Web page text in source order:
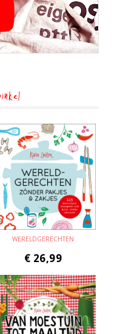
WERELDGERECHTEN
€ 26,99